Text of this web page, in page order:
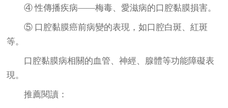
④ 性傳播疾病——梅毒、愛滋病的口腔黏膜損害。
⑤ 口腔黏膜癌前病變的表現，如口腔白斑、紅斑
等。
口腔黏膜病相關的血管、神經、腺體等功能障礙表
現。
推薦閱讀：